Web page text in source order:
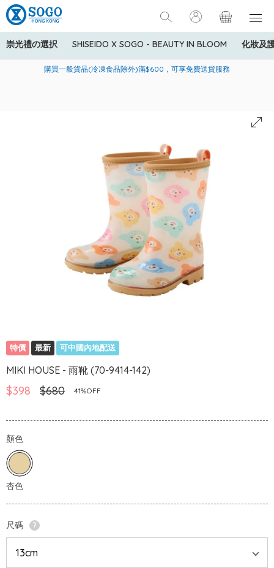
崇光禮の選択 SHISEIDO X SOGO - BEAUTY IN BLOOM 化妝及
美國運通Explorer®信用卡會員購物禮遇：高達5%簽賬回贈！
購買一般貨品(冷凍食品除外)滿$600，可享免費送貨服務
寄送中國內地服務只適用於指定商品，若訂單金額少於HK$600(折
特價 最新 可中國內地配送
MIKI HOUSE - 雨靴 (70-9414-142)
$398 $680 41%OFF
顏色
尺碼 ?